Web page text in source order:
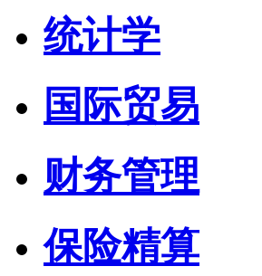
统计学
国际贸易
财务管理
保险精算